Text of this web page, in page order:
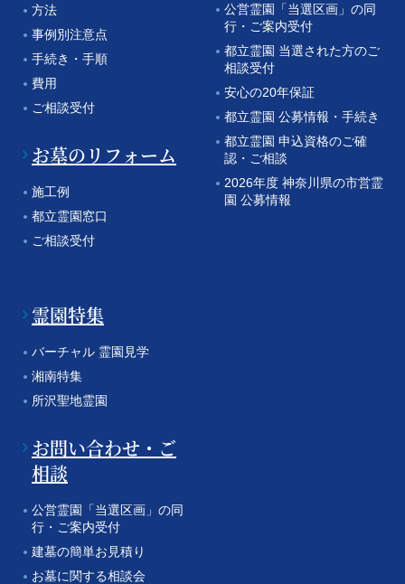
方法
事例別注意点
手続き・手順
費用
ご相談受付
お墓のリフォーム
施工例
都立霊園窓口
ご相談受付
公営霊園「当選区画」の同
行・ご案内受付
都立霊園 当選された方のご
相談受付
安心の20年保証
都立霊園 公募情報・手続き
都立霊園 申込資格のご確
認・ご相談
2026年度 神奈川県の市営霊
園 公募情報
霊園特集
バーチャル 霊園見学
湘南特集
所沢聖地霊園
お問い合わせ・ご
相談
公営霊園「当選区画」の同
行・ご案内受付
建墓の簡単お見積り
お墓に関する相談会